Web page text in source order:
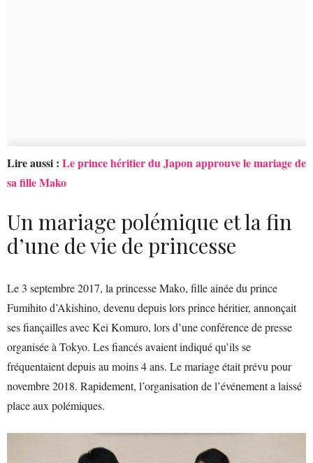
Lire aussi : Le prince héritier du Japon approuve le mariage de
sa fille Mako
Un mariage polémique et la fin
d’une de vie de princesse
Le 3 septembre 2017, la princesse Mako, fille ainée du prince
Fumihito d’Akishino, devenu depuis lors prince héritier, annonçait
ses fiançailles avec Kei Komuro, lors d’une conférence de presse
organisée à Tokyo. Les fiancés avaient indiqué qu’ils se
fréquentaient depuis au moins 4 ans. Le mariage était prévu pour
novembre 2018. Rapidement, l’organisation de l’événement a laissé
place aux polémiques.